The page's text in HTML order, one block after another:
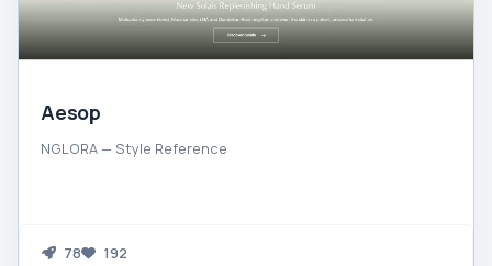
Aesop
NGLORA — Style Reference
78 192